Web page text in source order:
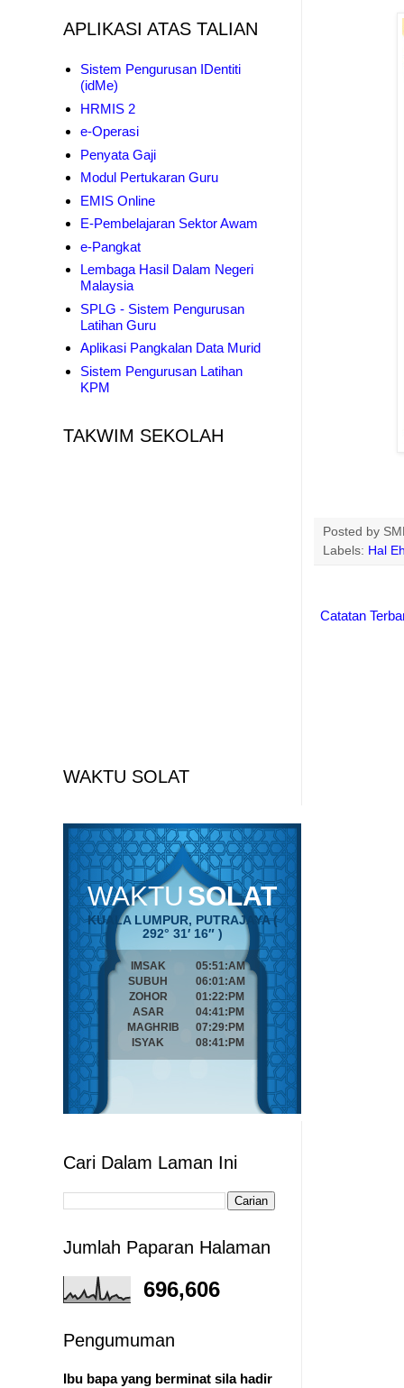
Posted by
Labels: Hal
Catatan
APLIKASI ATAS TALIAN
Sistem Pengurusan IDentiti
(idMe)
HRMIS 2
e-Operasi
Penyata Gaji
Modul Pertukaran Guru
EMIS Online
E-Pembelajaran Sektor Awam
e-Pangkat
Lembaga Hasil Dalam Negeri
Malaysia
SPLG - Sistem Pengurusan
Latihan Guru
Aplikasi Pangkalan Data Murid
Sistem Pengurusan Latihan
KPM
TAKWIM SEKOLAH
WAKTU SOLAT
Cari Dalam Laman Ini
Jumlah Paparan Halaman
696,606
Pengumuman
Ibu bapa yang berminat sila hadir